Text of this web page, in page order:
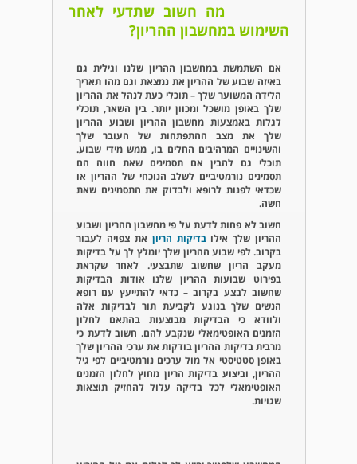
מה חשוב שתדעי לאחר
השימוש במחשבון ההריון?
אם השתמשת במחשבון ההריון שלנו וגילית גם
באיזה שבוע של ההריון את נמצאת וגם מהו תאריך
הלידה המשוער שלך – תוכלי כעת לנהל את ההריון
שלך באופן מושכל ומכוון יותר. בין השאר, תוכלי
לגלות באמצעות מחשבון ההריון ושבוע ההריון
שלך את מצב ההתפתחות של העובר שלך
והשינויים המרהיבים החלים בו, ממש מידי שבוע.
תוכלי גם להבין אם תסמינים שאת חווה הם
תסמינים נורמטיביים לשלב הנוכחי של ההריון או
שכדאי לפנות לרופא ולבדוק את התסמינים שאת
חשה.
חשוב לא פחות לדעת על פי מחשבון ההריון ושבוע
ההריון שלך אילובדיקות הריון את צפויה לעבור
בקרוב. לפי שבוע ההריון שלך יומלץ לך על בדיקות
מעקב הריון שחשוב שתבצעי. לאחר שקראת
בפירוט שבועות ההריון שלנו אודות הבדיקות
שחשוב לבצע בקרוב – כדאי להתייעץ עם רופא
הנשים שלך בנוגע לקביעת תור לבדיקות אלה
ולוודא כי הבדיקות מבוצעות בהתאם לחלון
הזמנים האופטימאלי שנקבע להם. חשוב לדעת כי
מרבית בדיקות ההריון בודקות את ערכי ההריון שלך
באופן סטטיסטי אל מול ערכים נורמטיביים לפי גיל
ההריון, וביצוע בדיקות הריון מחוץ לחלון הזמנים
האופטימאלי לכל בדיקה עלול להחזיק תוצאות
שגויות.